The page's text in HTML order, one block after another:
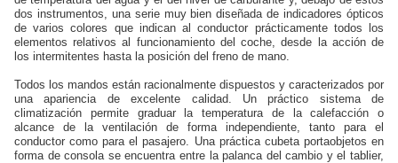
dos instrumentos, una serie muy bien diseñada de indicadores ópticos
de varios colores que indican al conductor prácticamente todos los
elementos relativos al funcionamiento del coche, desde la acción de
los intermitentes hasta la posición del freno de mano.
Todos los mandos están racionalmente dispuestos y caracterizados por
una apariencia de excelente calidad. Un práctico sistema de
climatización permite graduar la temperatura de la calefacción o
alcance de la ventilación de forma independiente, tanto para el
conductor como para el pasajero. Una práctica cubeta portaobjetos en
forma de consola se encuentra entre la palanca del cambio y el tablier,